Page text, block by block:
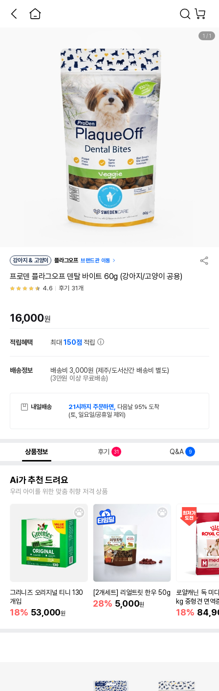
1 / 1
강아지 & 고양이 플라그오프 브랜드관 이동
프로덴 플라그오프 덴탈 바이트 60g (강아지/고양이 공용)
4.6 후기 31개
16,000원
적립혜택 최대150점 적립
배송정보 배송비 3,000원 (제주/도서산간 배송비 별도)
(3만원 이상 무료배송)
내일배송 21시까지 주문하면, 다음날 95% 도착
(토, 일요일/공휴일 제외)
상품정보 후기 31 Q&A 9
Ai가 추천 드려요
우리 아이를 위한 맞춤 취향 저격 상품
그리니즈 오리지널 티니 130
개입
18% 53,000원
[2개세트] 리얼트릿 한우 50g
28% 5,000원
로얄캐닌 독 미
kg 중형견 면역
18%